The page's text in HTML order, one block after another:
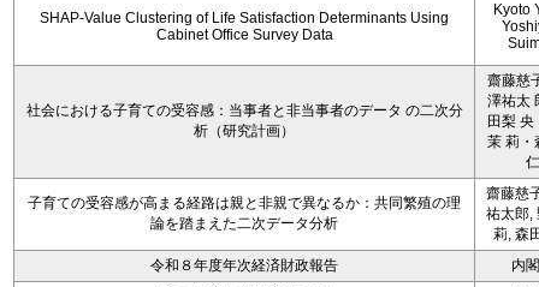
SHAP-Value Clustering of Life Satisfaction Determinants Using
Cabinet Office Survey Data
Kyoto
社会における子育ての受容感：当事者と非当事者のデータ の二次分
析（研究計画）
齋藤慈
澤祐太
田梨 央
茉 莉・
仁
子育ての受容感が高まる経路は親と非親で異なるか：共同繁殖の理
論を踏まえた二次データ分析
齋藤慈
祐太郎,
莉, 森
令和８年度年次経済財政報告
内